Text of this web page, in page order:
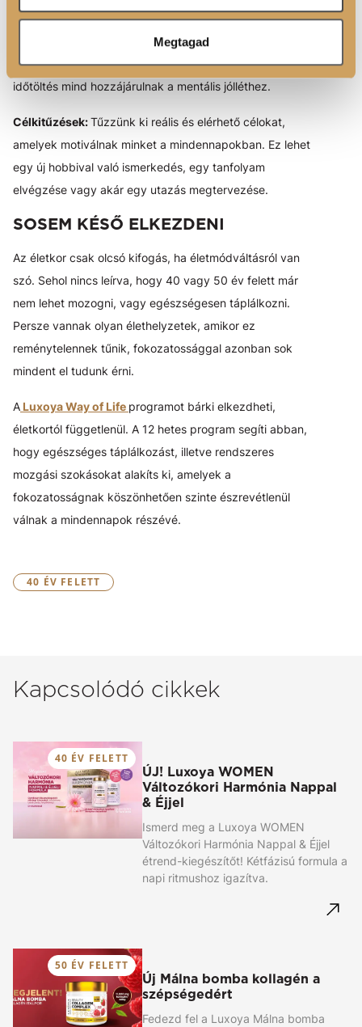
Megtagad
A társas kapcsolatok és a családi
kötelékek ápolása, a baráti beszélgetések és a közös
időtöltés mind hozzájárulnak a mentális jólléthez.
Célkitűzések:Tűzzünk ki reális és elérhető célokat,
amelyek motiválnak minket a mindennapokban. Ez lehet
egy új hobbival való ismerkedés, egy tanfolyam
elvégzése vagy akár egy utazás megtervezése.
SOSEM KÉSŐ ELKEZDENI
Az életkor csak olcsó kifogás, ha életmódváltásról van
szó. Sehol nincs leírva, hogy 40 vagy 50 év felett már
nem lehet mozogni, vagy egészségesen táplálkozni.
Persze vannak olyan élethelyzetek, amikor ez
reménytelennek tűnik, fokozatossággal azonban sok
mindent el tudunk érni.
A Luxoya Way of Life programot bárki elkezdheti,
életkortól függetlenül. A 12 hetes program segíti abban,
hogy egészséges táplálkozást, illetve rendszeres
mozgási szokásokat alakíts ki, amelyek a
fokozatosságnak köszönhetően szinte észrevétlenül
válnak a mindennapok részévé.
40 ÉV FELETT
Kapcsolódó cikkek
40 ÉV FELETT
ÚJ! Luxoya WOMEN
Változókori Harmónia Nappal
& Éjjel
Ismerd meg a Luxoya WOMEN
Változókori Harmónia Nappal & Éjjel
étrend-kiegészítőt! Kétfázisú formula a
napi ritmushoz igazítva.
50 ÉV FELETT
Új Málna bomba kollagén a
szépségedért
Fedezd fel a Luxoya Málna bomba